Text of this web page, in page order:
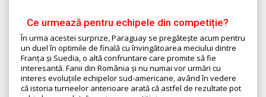
Ce urmează pentru echipele din competiție?
În urma acestei surprize, Paraguay se pregătește acum pentru
un duel în optimile de finală cu învingătoarea meciului dintre
Franța și Suedia, o altă confruntare care promite să fie
interesantă. Fanii din România și nu numai vor urmări cu
interes evoluțiile echipelor sud-americane, având în vedere
că istoria turneelor anterioare arată că astfel de rezultate pot